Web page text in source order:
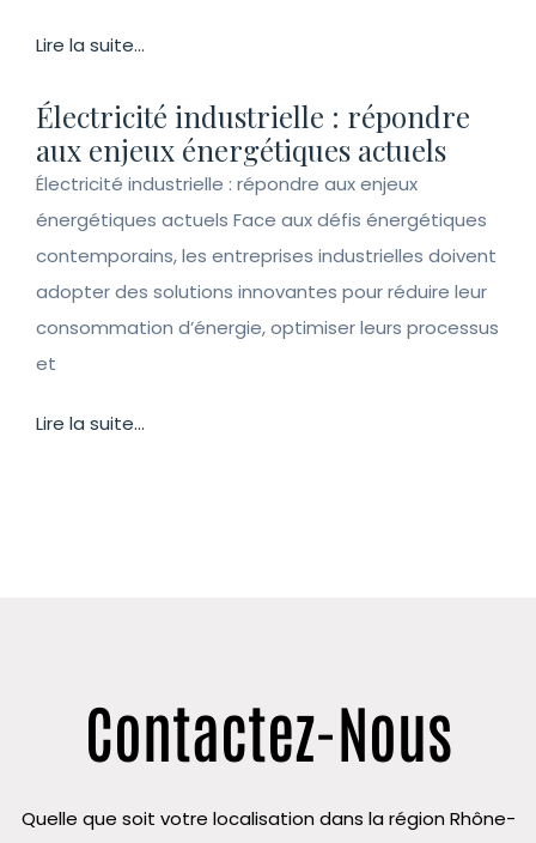
Lire la suite...
Électricité industrielle : répondre
aux enjeux énergétiques actuels
Électricité industrielle : répondre aux enjeux
énergétiques actuels Face aux défis énergétiques
contemporains, les entreprises industrielles doivent
adopter des solutions innovantes pour réduire leur
consommation d’énergie, optimiser leurs processus
et
Lire la suite...
Contactez-Nous
Quelle que soit votre localisation dans la région Rhône-